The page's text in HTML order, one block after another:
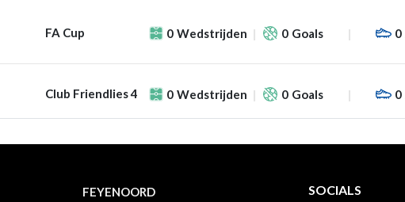
FA Cup 0 Wedstrijden 0 Goals 0
Club Friendlies 4 0 Wedstrijden 0 Goals 0
FEYENOORD SOCIALS